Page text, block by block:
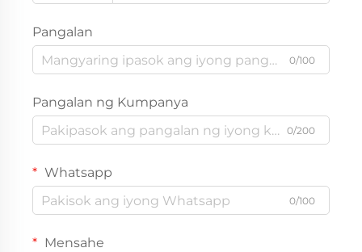
Pangalan
0/100
Pangalan ng Kumpanya
0/200
Whatsapp
0/100
Mensahe